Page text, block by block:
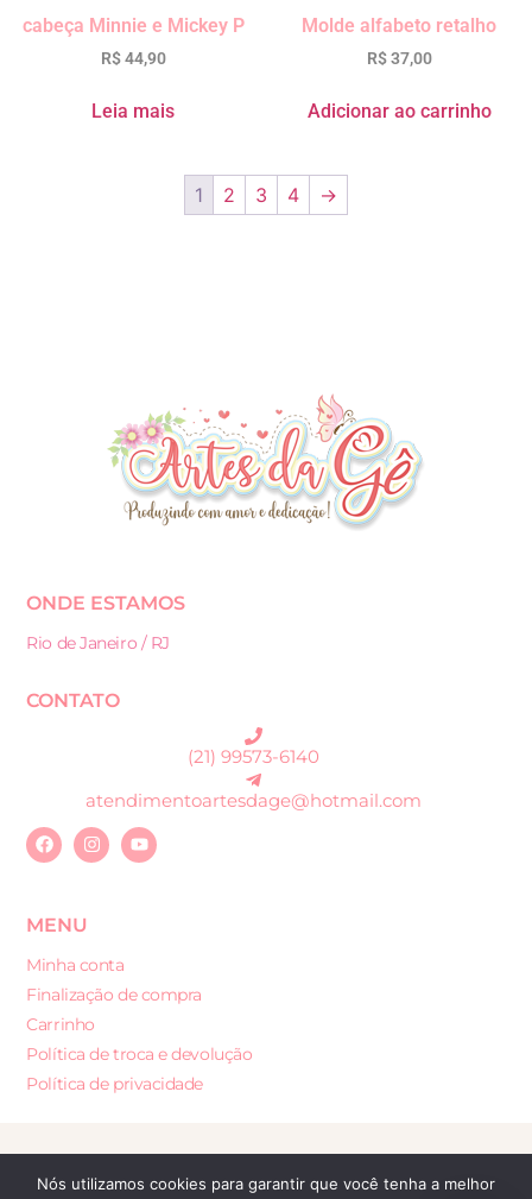
cabeça Minnie e Mickey P
R$44,90
Leia mais
Molde alfabeto retalho
R$37,00
Adicionar ao carrinho
1 2 3 4 →
ONDE ESTAMOS
Rio de Janeiro / RJ
CONTATO
(21) 99573-6140
atendimentoartesdage@hotmail.com
MENU
Minha conta
Finalização de compra
Carrinho
Política de troca e devolução
Política de privacidade
Desenvolvido por: Sites e Lojas Virtuais
Nós utilizamos cookies para garantir que você tenha a melhor